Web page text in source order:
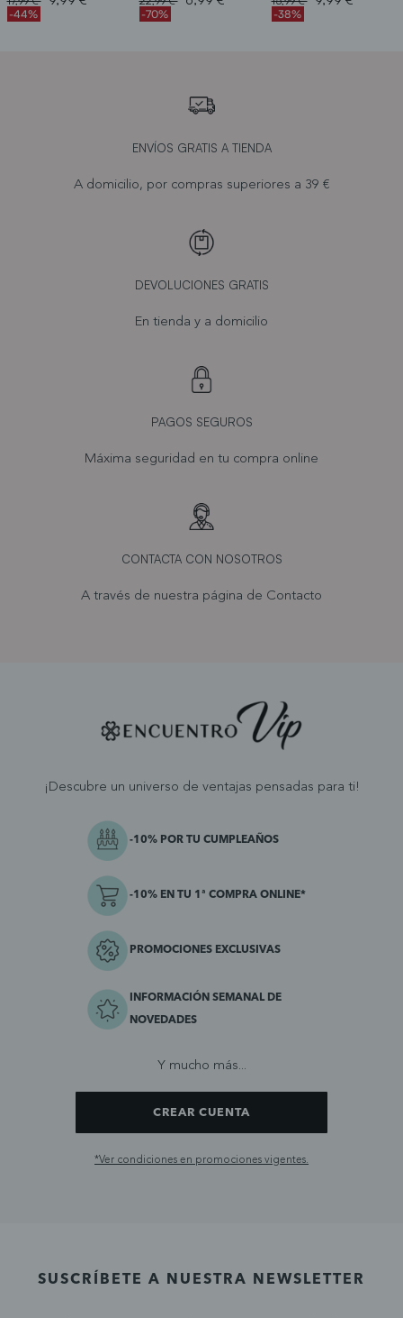
-44% -70% -38%
ENVÍOS GRATIS A TIENDA
A domicilio, por compras superiores a 39 €
DEVOLUCIONES GRATIS
En tienda y a domicilio
PAGOS SEGUROS
Máxima seguridad en tu compra online
CONTACTA CON NOSOTROS
A través de nuestra página de Contacto
¡Descubre un universo de ventajas pensadas para ti!
-10% POR TU CUMPLEAÑOS
-10% EN TU 1ª COMPRA ONLINE*
PROMOCIONES EXCLUSIVAS
INFORMACIÓN SEMANAL DE
NOVEDADES
Y mucho más...
CREAR CUENTA
*Ver condiciones en promociones vigentes.
SUSCRÍBETE A NUESTRA NEWSLETTER